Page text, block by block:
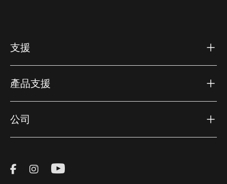
支援
產品支援
公司
Visit Thule on Facebook (external link)
Visit Thule on Instagram (external link)
Visit Thule on Youtube (external